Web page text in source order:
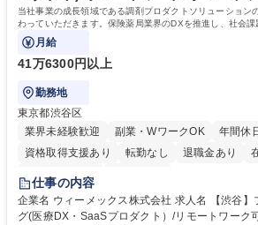
学歴：大学院 大学 高専 短大 専修学校 高校 語学
許普通自動車
当社事業の成長領域である調剤プロダクトソリューション
わっていただきます。保険薬局業界のDXを推進し、社会課
拡大に貢献できます。
月給
41万6300円以上
勤務地
東京都渋谷区
業界未経験歓迎
副業・WワークOK
年間休
資格取得支援あり
転勤なし 退職金あり
完全週休2日制
仕事の内容
企業名 ウィーメックス株式会社 求人名 【渋谷】プロダクトマーケティン
グ(医療DX・SaaSプロダクト）/リモートワーク可 仕事の内容 当社事